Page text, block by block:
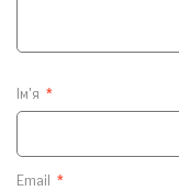
Ім'я *
Email *